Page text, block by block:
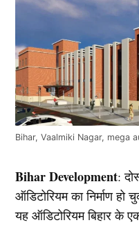
Bihar, Vaalmiki Nagar, mega
Bihar Development:
ऑडिटोरियम का निर्माण हो
यह ऑडिटोरियम बिहार के